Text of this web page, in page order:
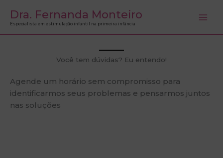
paraDra. Fernanda Monteiro
Especialista em estimulação infantil na primeira infância
Você tem dúvidas? Eu entendo!
Agende um horário sem compromisso para
identificarmos seus problemas e pensarmos juntos
nas soluções